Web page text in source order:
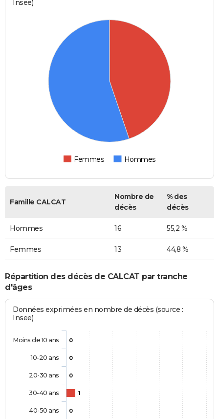
Insee)
Femmes Hommes
Famille CALCAT
Nombre de
décès
% des
décès
Hommes 16 55,2 %
Femmes 13 44,8 %
Répartition des décès de CALCAT par tranche
d'âges
Données exprimées en nombre de décès (source :
Insee)
0
0
0
1
0
Moins de 10 ans
10-20 ans
20-30 ans
30-40 ans
40-50 ans